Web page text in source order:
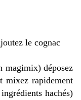
le cognac
magimix) déposez
mixez rapidement
hachés)